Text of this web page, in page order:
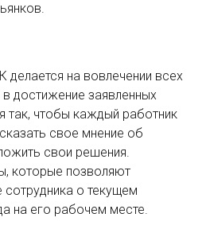
делается на вовлечении всех
достижение заявленных
так, чтобы каждый работник
свое мнение об
свои решения.
которые позволяют
о текущем
на его рабочем месте.